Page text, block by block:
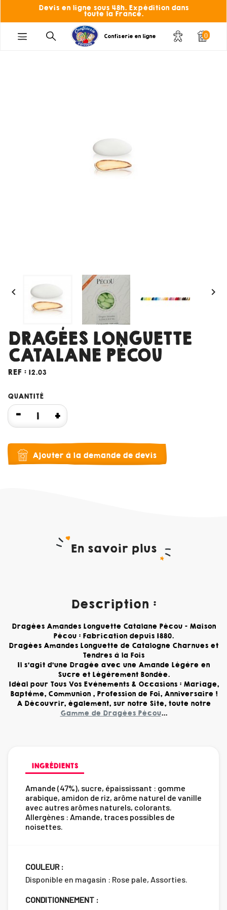
Devis en ligne sous 48h. Expédition dans
toute la France.
Confiserie en ligne 0
 
DRAGÉES LONGUETTE
CATALANE PÉCOU
REF : 12.03
QUANTITÉ
Ajouter à la demande de devis
En savoir plus
Description :
Dragées Amandes Longuette Catalane Pécou - Maison
Pécou : Fabrication depuis 1880.
Dragées Amandes Longuette de Catalogne Charnues et
Tendres à la Fois
Il s'agit d'une Dragée avec une Amande Légère en
Sucre et Légèrement Bondée.
Idéal pour Tous Vos Evènements & Occasions : Mariage,
Baptême, Communion , Profession de Foi, Anniversaire !
A Découvrir, également, sur notre Site, toute notre
Gamme de Dragées Pécou...
INGRÉDIENTS
Amande (47%), sucre, épaississant : gomme
arabique, amidon de riz, arôme naturel de vanille
avec autres arômes naturels, colorants.
Allergènes : Amande, traces possibles de
noisettes.
COULEUR :
Disponible en magasin : Rose pale, Assorties.
CONDITIONNEMENT :